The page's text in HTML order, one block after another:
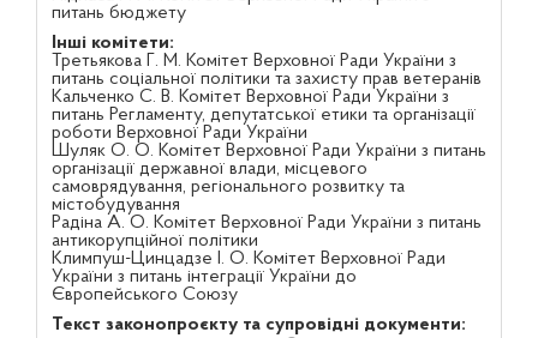
питань бюджету
Інші комітети:
Третьякова Г. М. Комітет Верховної Ради України з
питань соціальної політики та захисту прав ветеранів
Кальченко С. В. Комітет Верховної Ради України з
питань Регламенту, депутатської етики та організації
роботи Верховної Ради України
Шуляк О. О. Комітет Верховної Ради України з питань
організації державної влади, місцевого
самоврядування, регіонального розвитку та
містобудування
Радіна А. О. Комітет Верховної Ради України з питань
антикорупційної політики
Климпуш-Цинцадзе І. О. Комітет Верховної Ради
України з питань інтеграції України до
Європейського Союзу
Текст законопроєкту та супровідні документи: